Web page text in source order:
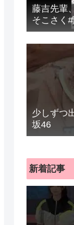
藤吉先輩
そこさく
少しずつ
坂46
新着記事